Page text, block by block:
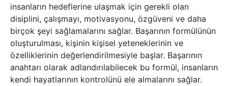
insanların hedeflerine ulaşmak için gerekli olan
disiplini, çalışmayı, motivasyonu, özgüveni ve daha
birçok şeyi sağlamalarını sağlar. Başarının formülünün
oluşturulması, kişinin kişisel yeteneklerinin ve
özelliklerinin değerlendirilmesiyle başlar. Başarının
anahtarı olarak adlandırılabilecek bu formül, insanların
kendi hayatlarının kontrolünü ele almalarını sağlar.